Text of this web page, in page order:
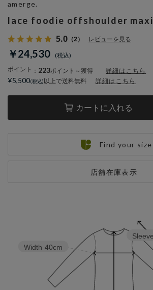
lace foodie offshoulder
5.0 （2） レビューを見る
￥24,530
ポイント ： 223ポイント～獲得 詳細はこちら
カートに入れる
店舗在庫表示
amerge.
¥5,500 以上で送料無料 詳細はこちら
Find your size
Width 40cm